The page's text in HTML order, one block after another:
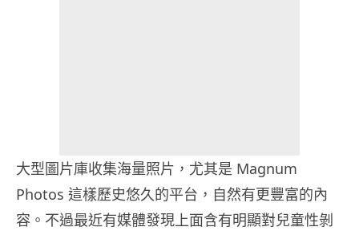
大型圖片庫收集海量照片，尤其是 Magnum
Photos 這樣歷史悠久的平台，自然有更豐富的內
容。不過最近有媒體發現上面含有明顯對兒童性剝